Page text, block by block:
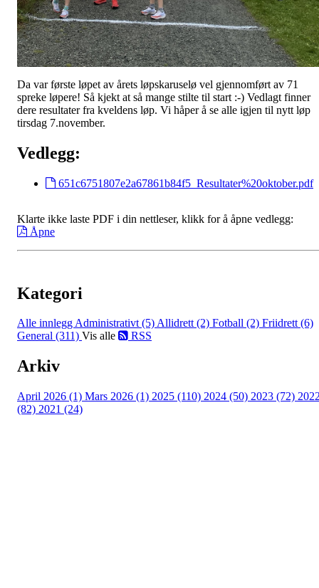
Da var første løpet av årets løpskaruselø vel gjennomført av 71
spreke løpere! Så kjekt at så mange stilte til start :-) Vedlagt finner
dere resultater fra kveldens løp. Vi håper å se alle igjen til nytt løp
tirsdag 7.november.
Vedlegg:
651c6751807e2a67861b84f5_Resultater%20oktober.pdf
Klarte ikke laste PDF i din nettleser, klikk for å åpne vedlegg:
Åpne
Kategori
Alle innleggAdministrativt (5)Allidrett (2) Fotball (2) Friidrett (6)
General (311) Vis alle RSS
Arkiv
April 2026 (1) Mars 2026 (1) 2025 (110) 2024 (50) 2023 (72)
(82) 2021 (24)